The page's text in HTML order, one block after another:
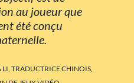
au joueur que
été conçu
LI, TRADUCTRICE CHINOIS,